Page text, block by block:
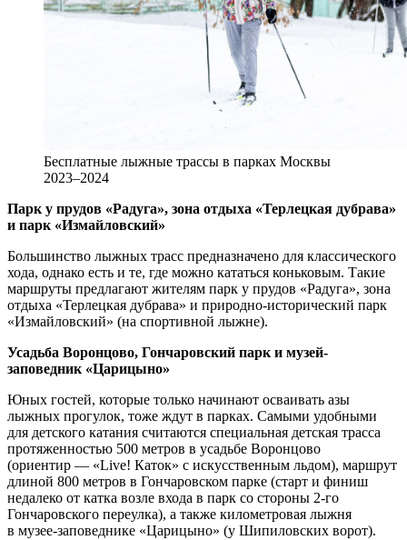
Бесплатные лыжные трассы в парках Москвы
2023–2024
Парк у прудов «Радуга», зона отдыха «Терлецкая дубрава»
и парк «Измайловский»
Большинство лыжных трасс предназначено для классического
хода, однако есть и те, где можно кататься коньковым. Такие
маршруты предлагают жителям парк у прудов «Радуга», зона
отдыха «Терлецкая дубрава» и природно-исторический парк
«Измайловский» (на спортивной лыжне).
Усадьба Воронцово, Гончаровский парк и музей-
заповедник «Царицыно»
Юных гостей, которые только начинают осваивать азы
лыжных прогулок, тоже ждут в парках. Самыми удобными
для детского катания считаются специальная детская трасса
протяженностью 500 метров в усадьбе Воронцово
(ориентир — «Live! Каток» с искусственным льдом), маршрут
длиной 800 метров в Гончаровском парке (старт и финиш
недалеко от катка возле входа в парк со стороны 2-го
Гончаровского переулка), а также километровая лыжня
в музее-заповеднике «Царицыно» (у Шипиловских ворот).